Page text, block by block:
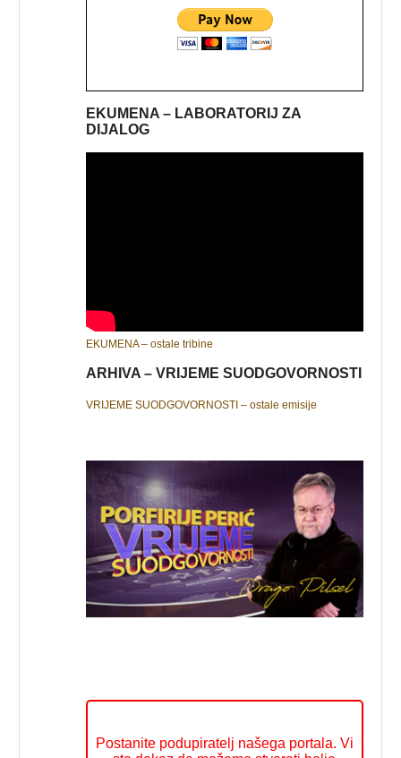
EKUMENA – LABORATORIJ ZA
DIJALOG
EKUMENA – ostale tribine
ARHIVA – VRIJEME SUODGOVORNOSTI
VRIJEME SUODGOVORNOSTI – ostale emisije
Postanite podupiratelj našega portala. Vi